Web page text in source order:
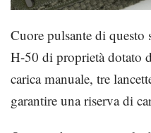
Cuore pulsante di
H-50 di proprietà dotato
carica manuale, tre
garantire una riserva di